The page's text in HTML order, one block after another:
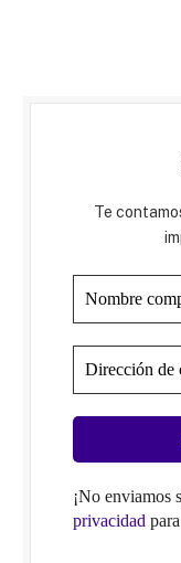
Te
¡No enviamos
privacidad